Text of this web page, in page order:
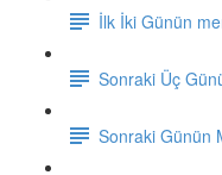
İlk İki Günün
Sonraki Üç
Sonraki Günün